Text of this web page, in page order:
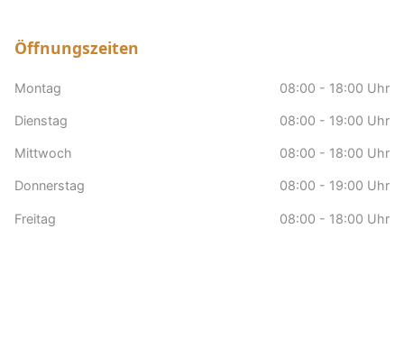
Öffnungszeiten
Montag 08:00 - 18:00 Uhr
Dienstag 08:00 - 19:00 Uhr
Mittwoch 08:00 - 18:00 Uhr
Donnerstag 08:00 - 19:00 Uhr
Freitag 08:00 - 18:00 Uhr